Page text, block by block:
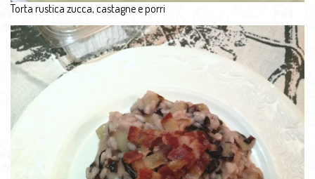
Torta rustica zucca, castagne e porri